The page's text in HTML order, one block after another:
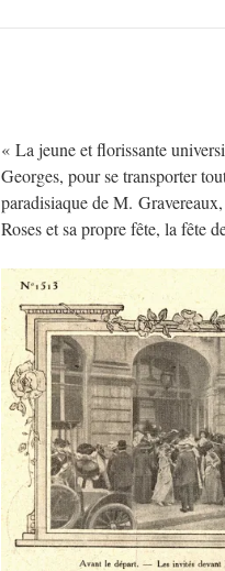
« La jeune et florissante
Georges, pour se transporter
paradisiaque de M.
Roses et sa propre fête, la fête